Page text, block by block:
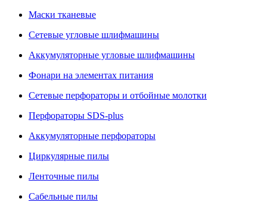
Маски тканевые
Сетевые угловые шлифмашины
Аккумуляторные угловые шлифмашины
Фонари на элементах питания
Сетевые перфораторы и отбойные молотки
Перфораторы SDS-plus
Аккумуляторные перфораторы
Циркулярные пилы
Ленточные пилы
Сабельные пилы